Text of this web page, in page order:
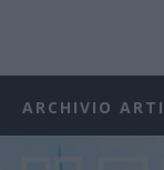
ARCHIVIO